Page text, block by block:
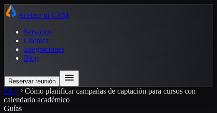
Acelera tu CRM
Servicios
Clientes
Integraciones
Blog
Reservar reunión
Blog
Cómo planificar campañas de captación para cursos con
calendario académico
Guías